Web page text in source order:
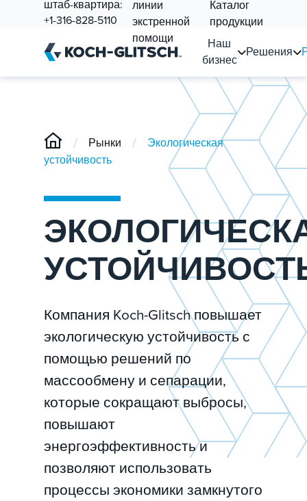
штаб-квартира:
+1-316-828-5110
линии
экстренной
помощи
Каталог
продукции
Наш
бизнес
Решения
/ Рынки /
Экологическая
устойчивость
Компания Koch-Glitsch повышает
экологическую устойчивость с
помощью решений по
массообмену и сепарации,
которые сокращают выбросы,
повышают
энергоэффективность и
позволяют использовать
процессы экономики замкнутого